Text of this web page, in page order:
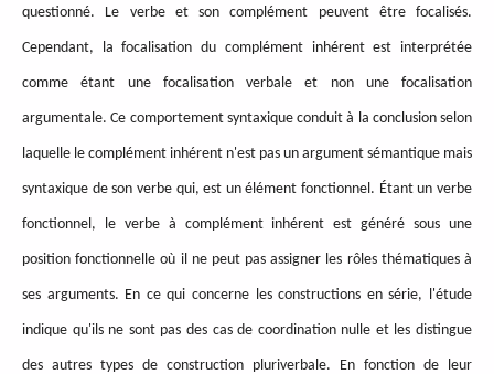
questionné. Le verbe et son complément peuvent être focalisés.
Cependant, la focalisation du complément inhérent est interprétée
comme étant une focalisation verbale et non une focalisation
argumentale. Ce comportement syntaxique conduit à la conclusion selon
laquelle le complément inhérent n'est pas un argument sémantique mais
syntaxique de son verbe qui, est un élément fonctionnel. Étant un verbe
fonctionnel, le verbe à complément inhérent est généré sous une
position fonctionnelle où il ne peut pas assigner les rôles thématiques à
ses arguments. En ce qui concerne les constructions en série, l'étude
indique qu'ils ne sont pas des cas de coordination nulle et les distingue
des autres types de construction pluriverbale. En fonction de leur